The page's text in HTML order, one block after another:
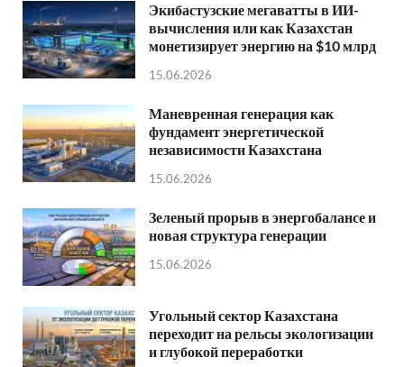
Экибастузские мегаватты в ИИ-
вычисления или как Казахстан
монетизирует энергию на $10 млрд
15.06.2026
Маневренная генерация как
фундамент энергетической
независимости Казахстана
15.06.2026
Зеленый прорыв в энергобалансе и
новая структура генерации
15.06.2026
Угольный сектор Казахстана
переходит на рельсы экологизации
и глубокой переработки